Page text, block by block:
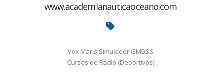
www.academianauticaoceano.com
Vox Maris Simulador GMDSS
Cursos de Radio (Deportivos)